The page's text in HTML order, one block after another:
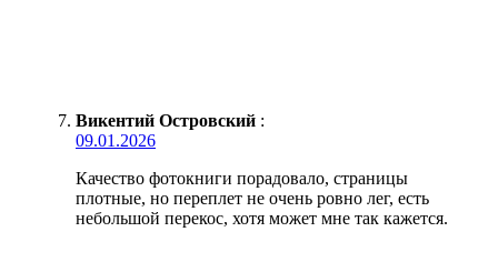
Викентий Островский :
09.01.2026
Качество фотокниги порадовало, страницы
плотные, но переплет не очень ровно лег, есть
небольшой перекос, хотя может мне так кажется.